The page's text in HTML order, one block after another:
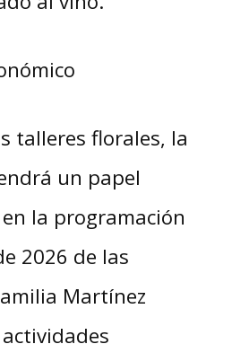
talleres florales, la
un papel
la programación
2026 de las
Martínez